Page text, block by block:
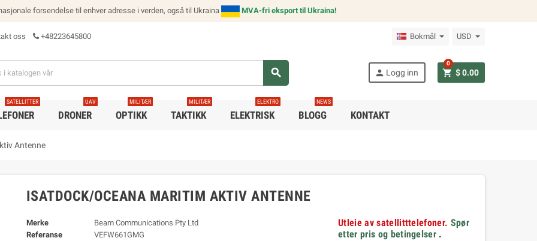
forsendelse til enhver adresse i verden, også til Ukraina MVA-fri eksport til Ukraina!
oss +48223645800 Bokmål USD
search person Logg inn shopping_cart $ 0.00
0
SATELLITTER
DRONER
UAV
OPTIKK
MILITÆR
TAKTIKK
MILITÆR
ELEKTRISK
ELEKTRO
BLOGG
NEWS
KONTAKT
Antenne
ISATDOCK/OCEANA MARITIM AKTIV ANTENNE
Merke
Beam Communications Pty Ltd
Referanse
VEFW661GMG
Utleie av satellitttelefoner. Spør
etter pris og betingelser .